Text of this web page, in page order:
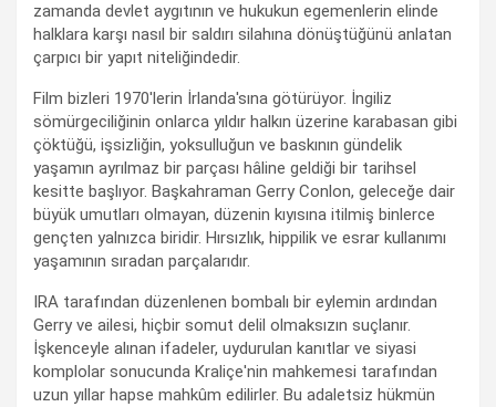
zamanda devlet aygıtının ve hukukun egemenlerin elinde
halklara karşı nasıl bir saldırı silahına dönüştüğünü anlatan
çarpıcı bir yapıt niteliğindedir.
Film bizleri 1970'lerin İrlanda'sına götürüyor. İngiliz
sömürgeciliğinin onlarca yıldır halkın üzerine karabasan gibi
çöktüğü, işsizliğin, yoksulluğun ve baskının gündelik
yaşamın ayrılmaz bir parçası hâline geldiği bir tarihsel
kesitte başlıyor. Başkahraman Gerry Conlon, geleceğe dair
büyük umutları olmayan, düzenin kıyısına itilmiş binlerce
gençten yalnızca biridir. Hırsızlık, hippilik ve esrar kullanımı
yaşamının sıradan parçalarıdır.
IRA tarafından düzenlenen bombalı bir eylemin ardından
Gerry ve ailesi, hiçbir somut delil olmaksızın suçlanır.
İşkenceyle alınan ifadeler, uydurulan kanıtlar ve siyasi
komplolar sonucunda Kraliçe'nin mahkemesi tarafından
uzun yıllar hapse mahkûm edilirler. Bu adaletsiz hükmün